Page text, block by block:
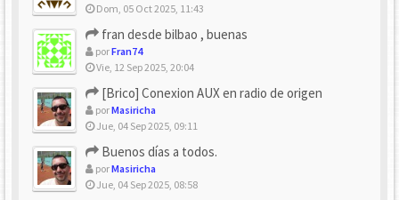
Dom, 05 Oct 2025, 11:43
fran desde bilbao , buenas
porFran74
Vie, 12 Sep 2025, 20:04
[Brico] Conexion AUX en radio de origen
porMasiricha
Jue, 04 Sep 2025, 09:11
Buenos días a todos.
porMasiricha
Jue, 04 Sep 2025, 08:58